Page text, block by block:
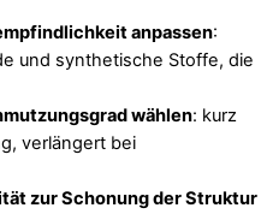
anpassen:
und synthetische Stoffe, die
wählen: kurz
verlängert bei
zur Schonung der Struktur